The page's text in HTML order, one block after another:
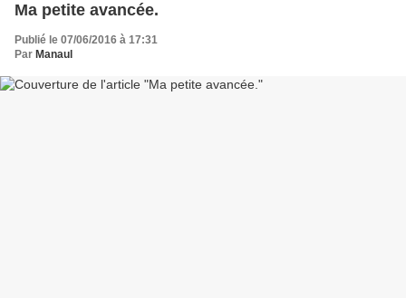
Ma petite avancée.
Publié le 07/06/2016 à 17:31
Par Manaul